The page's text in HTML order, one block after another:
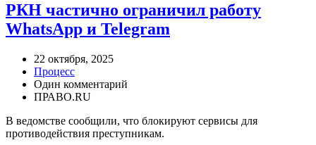
РКН частично ограничил работу
WhatsApp и Telegram
22 октября, 2025
Процесс
Один комментарий
ПРАВО.RU
В ведомстве сообщили, что блокируют сервисы для
противодействия преступникам.